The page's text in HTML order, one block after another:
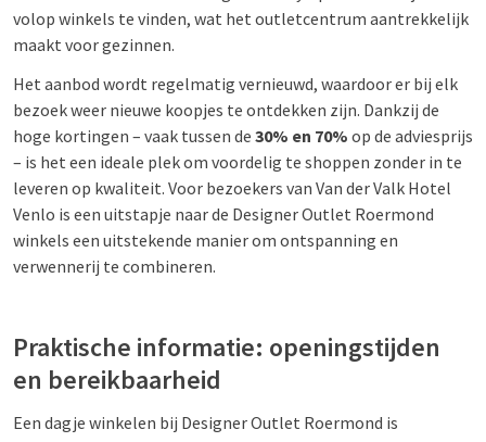
volop winkels te vinden, wat het outletcentrum aantrekkelijk
maakt voor gezinnen.
Het aanbod wordt regelmatig vernieuwd, waardoor er bij elk
bezoek weer nieuwe koopjes te ontdekken zijn. Dankzij de
hoge kortingen – vaak tussen de 30% en 70% op de adviesprijs
– is het een ideale plek om voordelig te shoppen zonder in te
leveren op kwaliteit. Voor bezoekers van Van der Valk Hotel
Venlo is een uitstapje naar de Designer Outlet Roermond
winkels een uitstekende manier om ontspanning en
verwennerij te combineren.
Praktische informatie: openingstijden
en bereikbaarheid
Een dagje winkelen bij Designer Outlet Roermond is